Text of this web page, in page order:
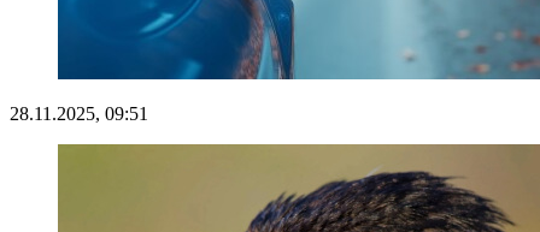
28.11.2025, 09:51